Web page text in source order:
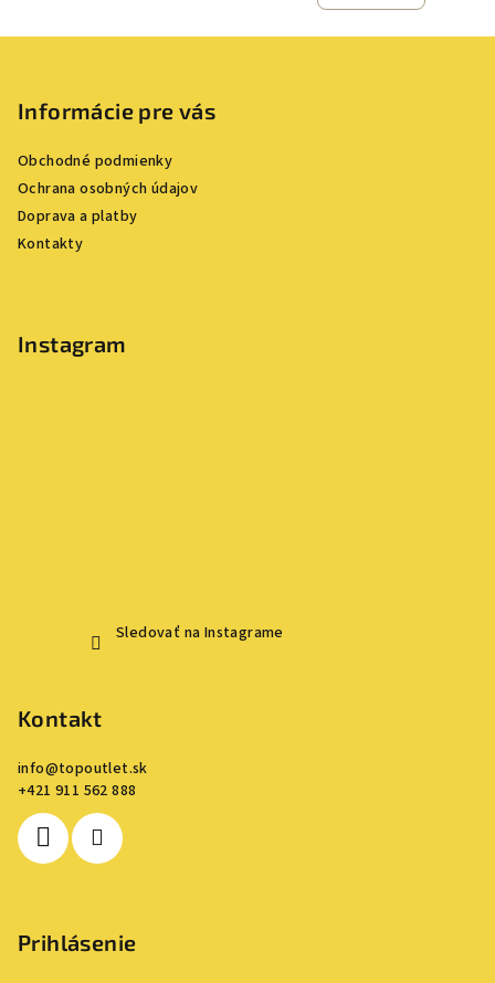
Informácie pre vás
Obchodné podmienky
Ochrana osobných údajov
Doprava a platby
Kontakty
Instagram
Sledovať na Instagrame
Kontakt
info@topoutlet.sk
+421 911 562 888
Prihlásenie